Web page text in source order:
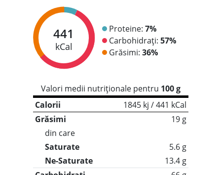
441
kCal
Proteine: 7%
Carbohidrați: 57%
Grăsimi: 36%
Valori medii nutriționale pentru 100 g
Calorii
1845 kj / 441 kCal
Grăsimi
19 g
din care
Saturate
5.6 g
Ne-Saturate
13.4 g